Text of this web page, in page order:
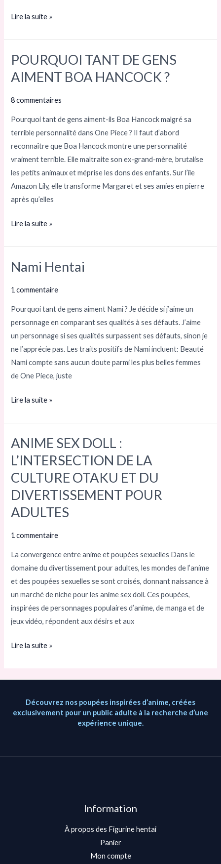
Lire la suite »
POURQUOI TANT DE GENS
AIMENT BOA HANCOCK ?
8 commentaires
Pourquoi tant de gens aiment-ils Boa Hancock malgré sa
terrible personnalité dans One Piece ? Il faut d’abord
reconnaître que Boa Hancock montre une personnalité
vraiment terrible. Elle maltraite son ex-grand-mère, brutalise
les petits animaux et méprise les dons des enfants. Sur l’île
Amazon Lily, elle transforme Margaret et ses amies en pierre
après qu’elles
POURQUOI
TANT
DE
GENS
BOA
HANCOCK
?
Lire la suite »
Nami Hentai
1 commentaire
Pourquoi tant de gens aiment Nami ? Je décide si j’aime un
personnage en comparant ses qualités à ses défauts. J’aime
un personnage si ses qualités surpassent ses défauts, sinon je
ne l’apprécie pas. Les traits positifs de Nami incluent: Beauté
Nami compte sans aucun doute parmi les plus belles femmes
de One Piece, juste
Nami
Lire la suite »
ANIME SEX DOLL :
L’INTERSECTION DE LA
CULTURE OTAKU ET DU
DIVERTISSEMENT POUR
ADULTES
1 commentaire
La convergence entre anime et poupées sexuelles Dans le
domaine du divertissement pour adultes, les mondes de l’anime
et des poupées sexuelles se sont croisés, donnant naissance à
un marché de niche pour les anime sex doll. Ces poupées,
inspirées de personnages populaires d’anime, de manga et de
jeux vidéo, répondent aux désirs et aux
ANIME
SEX
DOLL
:
L’INTERSECTION
DE
CULTURE
DIVERTISSEMENT
ADULTES
Lire la suite »
Découvrez nos poupées inspirées d’anime, créées
exclusivement pour un public adulte à la recherche d’une
expérience unique.
Information
À propos des Figurine hentai
Panier
Mon compte